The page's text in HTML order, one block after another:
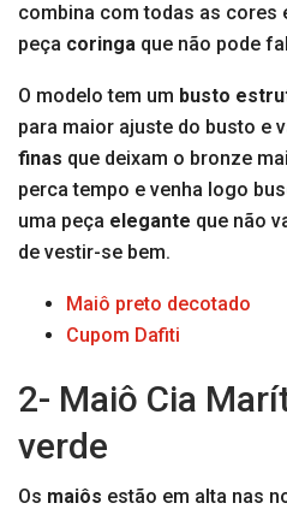
combina com todas as cores
peça coringa que não pode
O modelo tem um busto
para maior ajuste do busto e
finas que deixam o bronze
perca tempo e venha logo
uma peça elegante que não
de vestir-se bem.
Maiô preto decotado
Cupom Dafiti
2- Maiô Cia
verde
Os maiôs estão em alta nas